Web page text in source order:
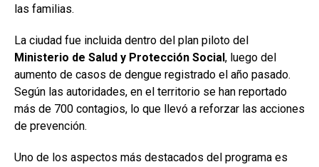
las familias.
La ciudad fue incluida dentro del plan piloto del
Ministerio de Salud y Protección Social , luego del
aumento de casos de dengue registrado el año pasado.
Según las autoridades, en el territorio se han reportado
más de 700 contagios, lo que llevó a reforzar las acciones
de prevención.
Uno de los aspectos más destacados del programa es